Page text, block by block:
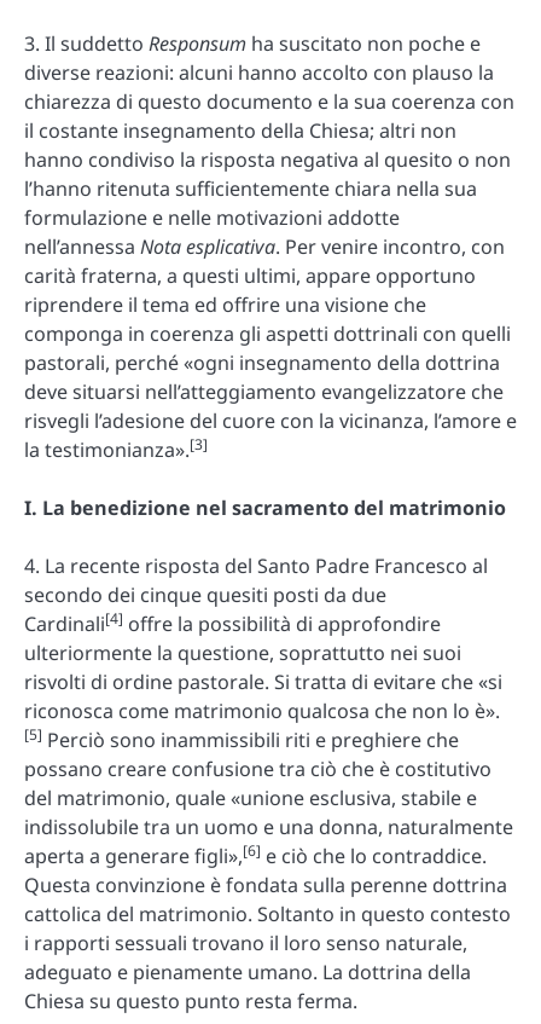
3. Il suddetto Responsum ha suscitato non poche e
diverse reazioni: alcuni hanno accolto con plauso la
chiarezza di questo documento e la sua coerenza con
il costante insegnamento della Chiesa; altri non
hanno condiviso la risposta negativa al quesito o non
l’hanno ritenuta sufficientemente chiara nella sua
formulazione e nelle motivazioni addotte
nell’annessa Nota esplicativa. Per venire incontro, con
carità fraterna, a questi ultimi, appare opportuno
riprendere il tema ed offrire una visione che
componga in coerenza gli aspetti dottrinali con quelli
pastorali, perché «ogni insegnamento della dottrina
deve situarsi nell’atteggiamento evangelizzatore che
risvegli l’adesione del cuore con la vicinanza, l’amore e
la testimonianza».[3]
I. La benedizione nel sacramento del matrimonio
4. La recente risposta del Santo Padre Francesco al
secondo dei cinque quesiti posti da due
Cardinali[4] offre la possibilità di approfondire
ulteriormente la questione, soprattutto nei suoi
risvolti di ordine pastorale. Si tratta di evitare che «si
riconosca come matrimonio qualcosa che non lo è».
[5] Perciò sono inammissibili riti e preghiere che
possano creare confusione tra ciò che è costitutivo
del matrimonio, quale «unione esclusiva, stabile e
indissolubile tra un uomo e una donna, naturalmente
aperta a generare figli»,[6] e ciò che lo contraddice.
Questa convinzione è fondata sulla perenne dottrina
cattolica del matrimonio. Soltanto in questo contesto
i rapporti sessuali trovano il loro senso naturale,
adeguato e pienamente umano. La dottrina della
Chiesa su questo punto resta ferma.